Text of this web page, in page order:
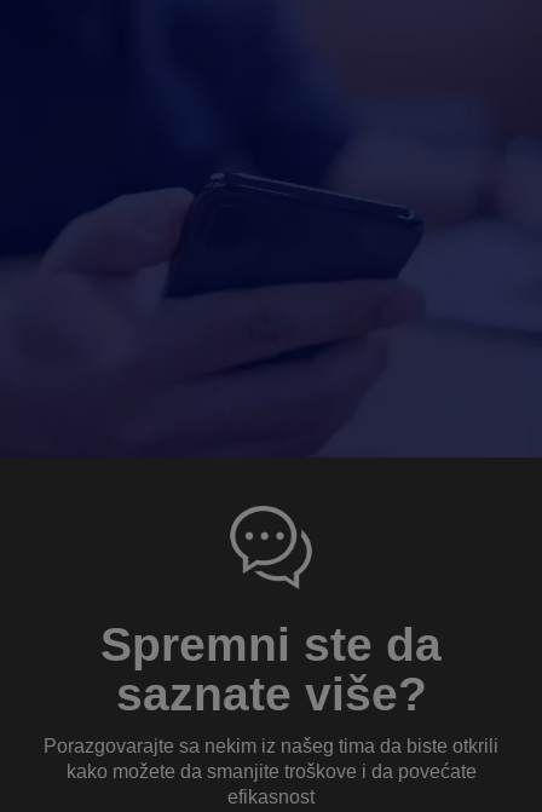
Spremni ste da
saznate više?
Porazgovarajte sa nekim iz našeg tima da biste otkrili
kako možete da smanjite troškove i da povećate
efikasnost